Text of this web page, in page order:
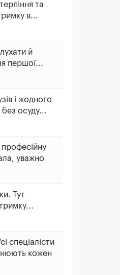
та
в...
й
першої...
і жодного
осуду...
професійну
уважно
Тут
спеціалісти
кожен